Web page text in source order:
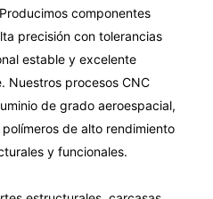
componentes
precisión con tolerancias
estable y excelente
Nuestros procesos CNC
de grado aeroespacial,
de alto rendimiento
y funcionales.